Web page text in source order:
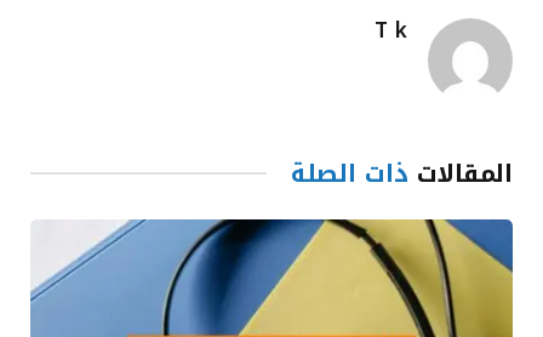
T k
المقالات ذات الصلة